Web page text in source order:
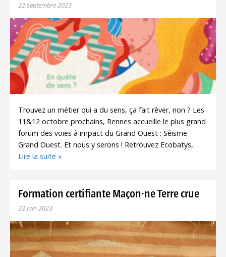
22 septembre 2023
Trouvez un métier qui a du sens, ça fait rêver, non ? Les
11&12 octobre prochains, Rennes accueille le plus grand
forum des voies à impact du Grand Ouest : Séisme
Grand Ouest. Et nous y serons ! Retrouvez Ecobatys,…
Lire la suite »
Formation certifiante Maçon·ne Terre crue
22 juin 2023